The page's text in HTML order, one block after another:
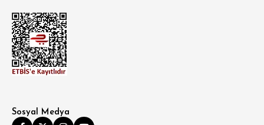
Sosyal Medya